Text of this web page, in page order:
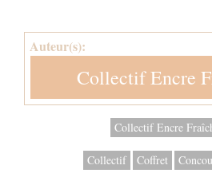
Auteur(s):
Collectif Encre
Collectif Encre
Collectif Coffret